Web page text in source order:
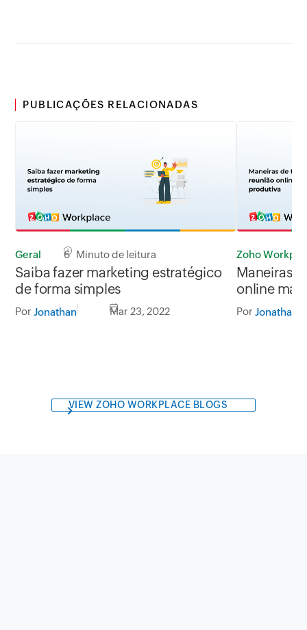
PUBLICAÇÕES RELACIONADAS
Geral 6 Minuto de leitura
Saiba fazer marketing estratégico
de forma simples
Por Jonathan Mar 23, 2022
Zoho
Maneiras
online
Por Jonathan
VIEW ZOHO WORKPLACE BLOGS